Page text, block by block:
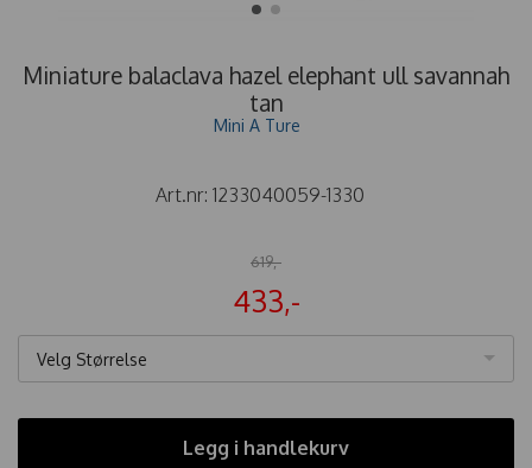
Miniature balaclava hazel elephant ull savannah
tan
Mini A Ture
Art.nr: 1233040059-1330
619,-
433,-
Velg Størrelse
Legg i handlekurv